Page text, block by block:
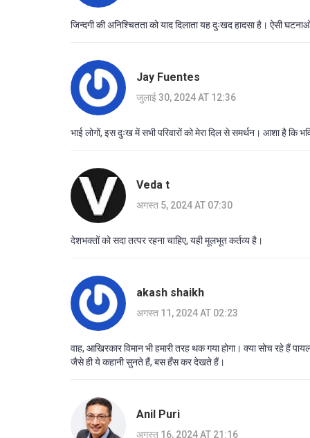
जिन्दगी की अनिश्चितता को याद दिलाता यह दुःखद हादसा है। ऐसी
Jay Fuentes
जुलाई 30, 2024 AT 12:36
भाई लोगों, इस दुःख में सभी परिवारों को मेरा दिल से समर्थन। आशा है
Veda t
अगस्त 5, 2024 AT 07:30
देशभक्तों को सदा तत्पर रहना चाहिए, यही मूलभूत कर्तव्य है।
akash shaikh
अगस्त 11, 2024 AT 02:23
वाह, आखिरकार विमान भी हमारी तरह थक गया होगा। क्या सोच रहे हैं
जैसे ही ये कहानी सुनते हैं, बस हँस कर देखते हैं।
Anil Puri
अगस्त 16, 2024 AT 21:16